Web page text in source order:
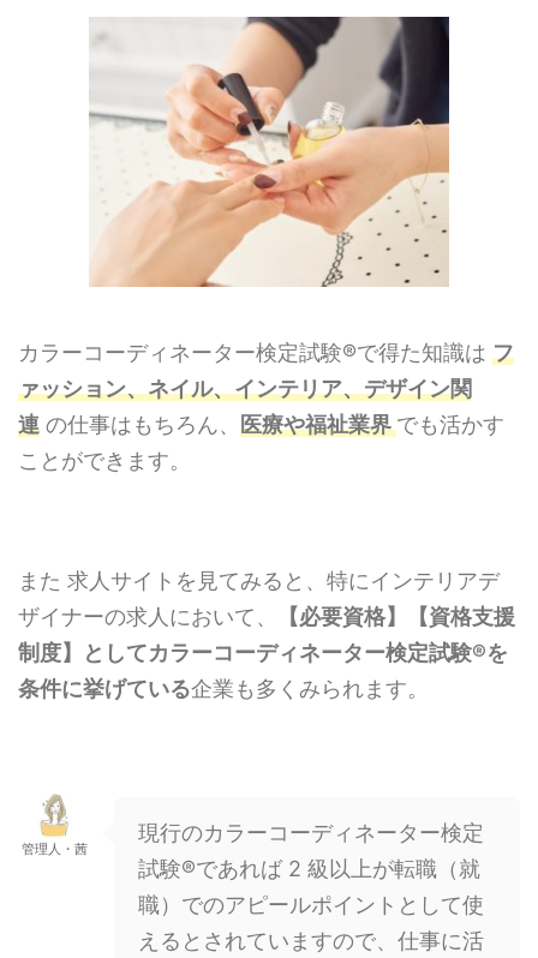
カラーコーディネーター検定試験®で得た知識は フ
ァッション、ネイル、インテリア、デザイン関
連 の仕事はもちろん、 医療や福祉業界でも活かす
ことができます。
また 求人サイトを見てみると、特にインテリアデ
ザイナーの求人において、
【必要資格】【資格支援
制度】としてカラーコーディネーター検定試験®を
条件に挙げている企業も多くみられます。
管理人・茜
現行のカラーコーディネーター検定
試験®であれば 2 級以上が転職（就
職）でのアピールポイントとして使
えるとされていますので、仕事に活